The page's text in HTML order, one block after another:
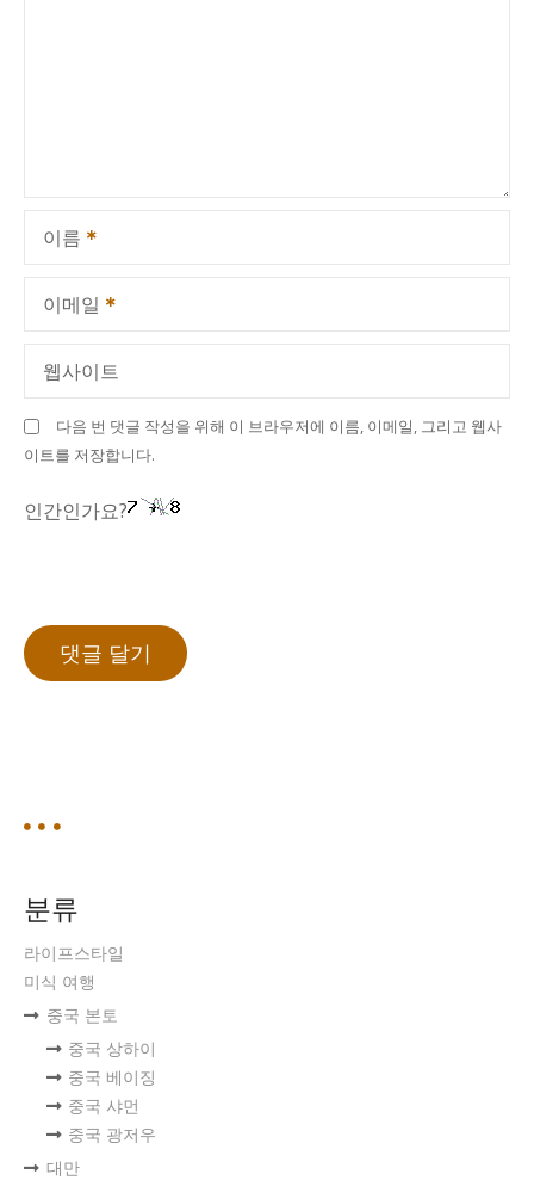
이름
이메일
웹사이트
다음 번 댓글 작성을 위해 이 브라우저에 이름, 이메일, 그리고 웹사
이트를 저장합니다.
인간인가요?
분류
라이프스타일
미식 여행
중국 본토
중국 상하이
중국 베이징
중국 샤먼
중국 광저우
대만